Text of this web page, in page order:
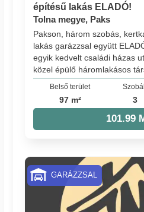
építésű lakás ELADÓ!
Tolna megye, Paks
Pakson, három szobás,
lakás garázzsal együtt
egyik kedvelt családi házas
közel épülő háromlakásos
Belső terület
97 m² 3
101.99
GARÁZZSAL